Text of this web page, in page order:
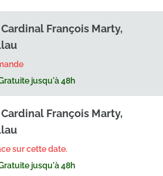
François Marty,
jusqu'à 48h
François Marty,
sur cette date.
jusqu'à 48h